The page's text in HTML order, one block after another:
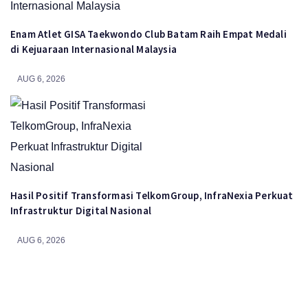
Enam Atlet GISA Taekwondo Club Batam Raih Empat Medali
di Kejuaraan Internasional Malaysia
AUG 6, 2026
Hasil Positif Transformasi TelkomGroup, InfraNexia Perkuat
Infrastruktur Digital Nasional
AUG 6, 2026